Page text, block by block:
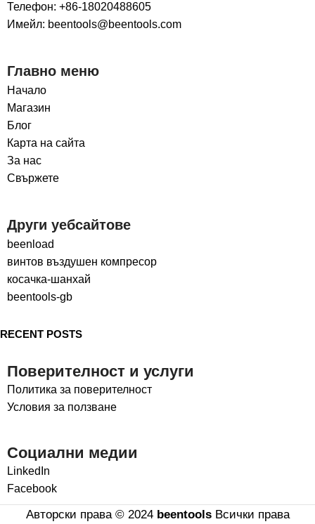
Телефон: +86-18020488605
Имейл: beentools@beentools.com
Главно меню
Начало
Магазин
Блог
Карта на сайта
За нас
Свържете
Други уебсайтове
beenload
винтов въздушен компресор
косачка-шанхай
beentools-gb
RECENT POSTS
Поверителност и услуги
Политика за поверителност
Условия за ползване
Социални медии
LinkedIn
Facebook
Авторски права © 2024 beentoolsВсички права